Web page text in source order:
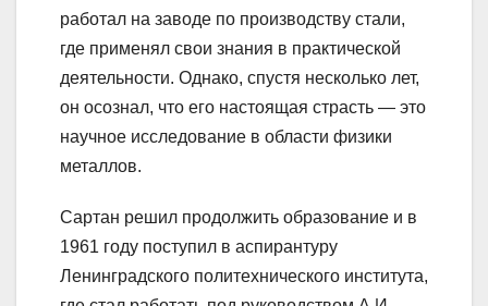
работал на заводе по производству стали,
где применял свои знания в практической
деятельности. Однако, спустя несколько лет,
он осознал, что его настоящая страсть — это
научное исследование в области физики
металлов.
Сартан решил продолжить образование и в
1961 году поступил в аспирантуру
Ленинградского политехнического института,